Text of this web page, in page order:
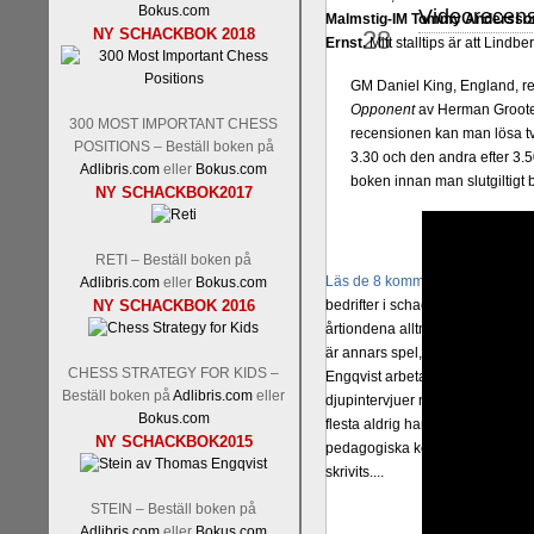
Bokus.com
NY SCHACKBOK 2018
300 MOST IMPORTANT CHESS
POSITIONS – Beställ boken på
Adlibris.com eller Bokus.com
NY SCHACKBOK2017
RETI – Beställ boken på
Adlibris.com eller Bokus.com
NY SCHACKBOK 2016
CHESS STRATEGY FOR KIDS –
Beställ boken på Adlibris.com eller
Bokus.com
NY SCHACKBOK2015
STEIN – Beställ boken på
Malmstig-IM Tommy
Ernst.Mitt stalltips är att
Läs de 8 kommentarerna
bedrifter i schackvärlden.
årtiondena alltmer betraktats
är annars spel, vetenskap eller
Engqvist arbetat med boken i
djupintervjuer med
flesta aldrig har sett tidigare.
pedagogiska kommentarer och
skrivits....
okt
28
GM Daniel King, England,
Opponentav Herman
recensionen kan man lösa
3.30 och den andra efter
boken innan man slutgiltigt